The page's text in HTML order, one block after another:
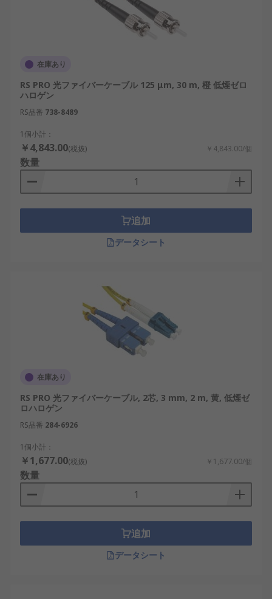
在庫あり
RS PRO 光ファイバーケーブル 125 μm, 30 m, 橙 低煙ゼロ
ハロゲン
RS品番 738-8489
1個小計：
￥4,843.00(税抜) ￥4,843.00/個
数量
追加
データシート
在庫あり
RS PRO 光ファイバーケーブル, 2芯, 3 mm, 2 m, 黄, 低煙ゼ
ロハロゲン
RS品番 284-6926
1個小計：
￥1,677.00(税抜) ￥1,677.00/個
数量
追加
データシート